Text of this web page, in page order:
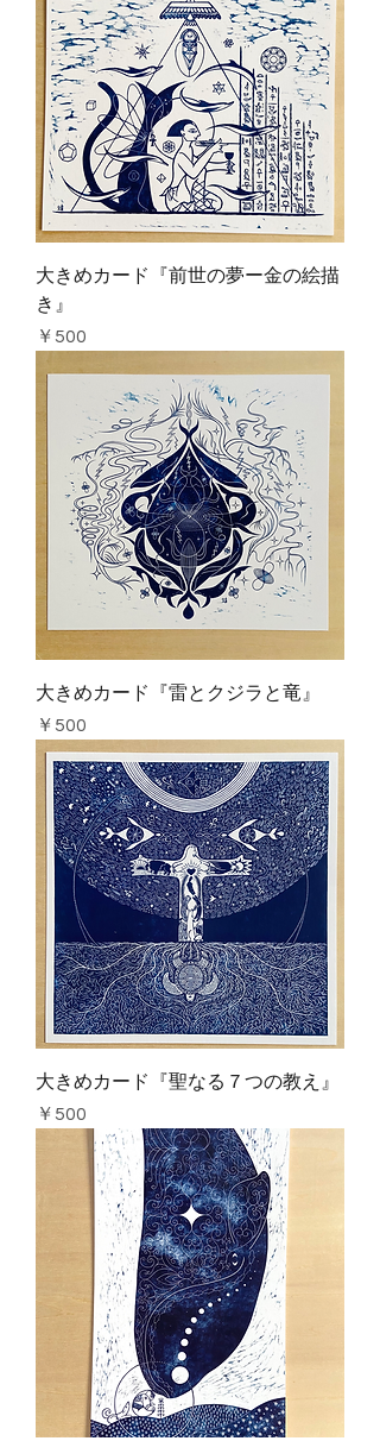
大きめカード『前世の夢ー金の絵描
き』
価格
￥500
大きめカード『雷とクジラと竜』
価格
￥500
大きめカード『聖なる７つの教え』
価格
￥500